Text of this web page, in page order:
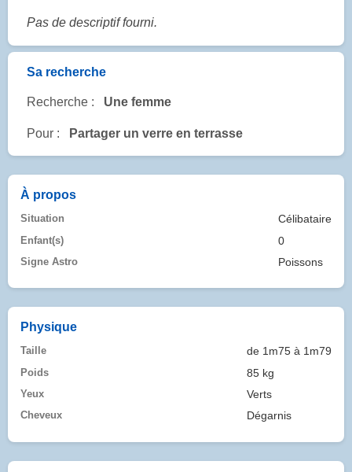
Pas de descriptif fourni.
Sa recherche
Recherche : Une femme
Pour : Partager un verre en terrasse
À propos
Situation Célibataire
Enfant(s) 0
Signe Astro Poissons
Physique
Taille de 1m75 à 1m79
Poids 85 kg
Yeux Verts
Cheveux Dégarnis